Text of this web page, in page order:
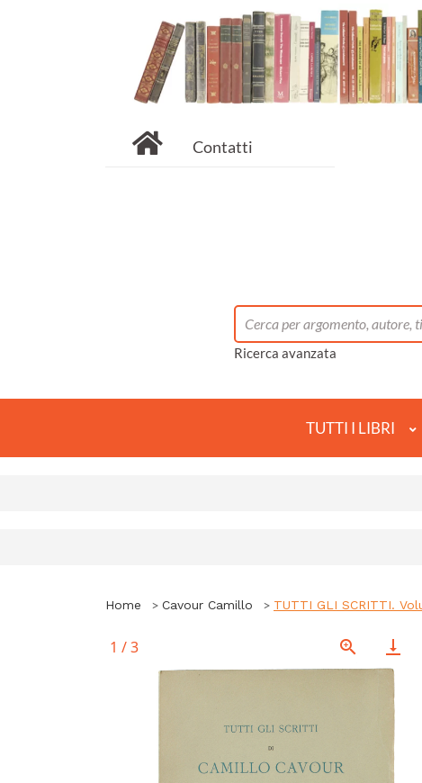
Contatti
Ricerca avanzata
TUTTI I LIBRI
Home Cavour Camillo TUTTI GLI SCRITTI.
1 /3